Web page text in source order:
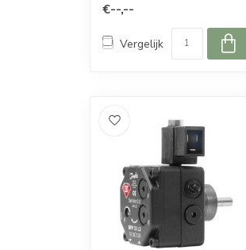
€--,--
Vergelijk